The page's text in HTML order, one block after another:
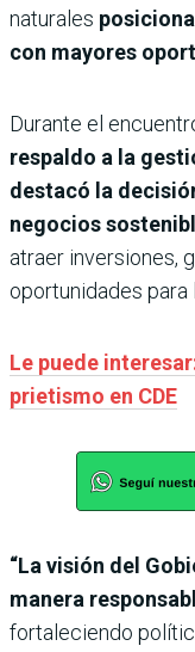
naturales
con mayores
Durante el
respaldo a la
destacó la
negocios
atraer inversiones,
oportunidades para
Le puede
prietismo en CDE
“La visión del
manera
fortaleciendo